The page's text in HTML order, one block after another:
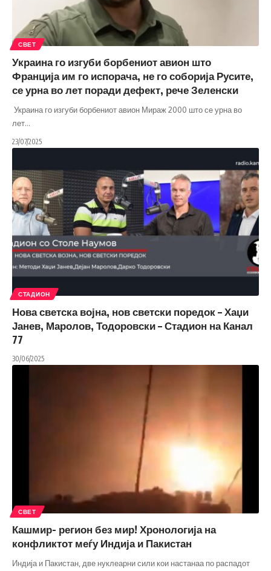
СВЕТ
Украина го изгуби борбениот авион што
Франција им го испорача, не го соборија Русите,
се урна во лет поради дефект, рече Зеленски
Украина го изгуби борбениот авион Мираж 2000 што се урна во
лет…
23/07/2025
СТАДИОН
Нова светска војна, нов светски поредок – Хаџи
Јанев, Маролов, Тодоровски – Стадион на Канал
77
30/06/2025
СВЕТ
Кашмир- регион без мир! Хронологија на
конфликтот меѓу Индија и Пакистан
Индија и Пакистан, две нуклеарни сили кои настанаа по распадот